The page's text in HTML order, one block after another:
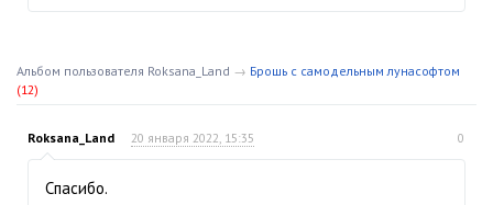
Альбом пользователя Roksana_Land → Брошь с самодельным лунасофтом
(12)
Roksana_Land 20 января 2022, 15:35 0
Спасибо.